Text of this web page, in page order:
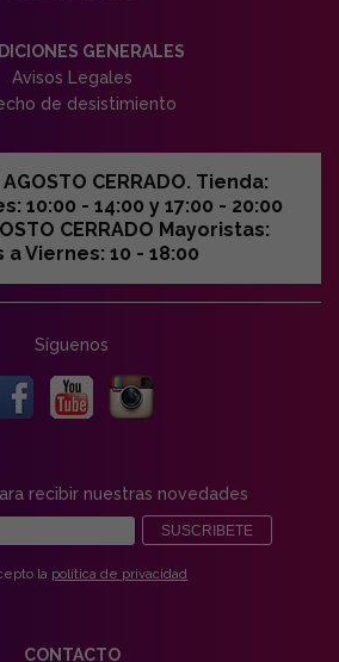
GENERALES
Avisos Legales
de desistimiento
AGOSTO CERRADO. Tienda:
10:00 - 14:00 y 17:00 - 20:00
CERRADO Mayoristas:
a Viernes: 10 - 18:00
Síguenos
recibir nuestras novedades
SUSCRIBETE
la política de privacidad
CONTACTO